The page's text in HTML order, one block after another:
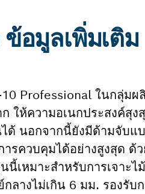
อมูลเพิ่มเติม
10 Professional ในกลุ่
ให้ความอเนกประสงค์สุ
ด้ นอกจากนี้ยังมีด้ามจับ
รควบคุมได้อย่างสูงสุด ด้
นี้เหมาะสำหรับการเจา
างไม่เกิน 6 มม. รองรับ